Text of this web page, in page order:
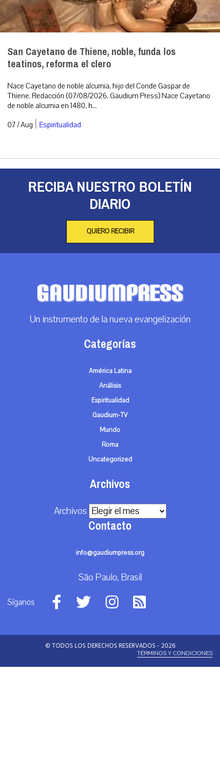
San Cayetano de Thiene, noble, funda los
teatinos, reforma el clero
Nace Cayetano de noble alcurnia, hijo del Conde Gaspar de
Thiene. Redacción (07/08/2026, Gaudium Press) Nace Cayetano
de noble alcurnia en 1480, h...
07 / Aug | Espiritualidad
RECIBA NUESTRO BOLETÍN
DIARIO
QUIERO RECIBIR
Un instrumento de la nueva evangelización
Categorías
América Latina
Análisis
Espiritualidad
Gaudium-TV
Mundo
Roma
Uncategorized
Archivos
Archivos
Contacto
info@gaudiumpress.org
São Paulo, Brasil
Síganos
© TODOS LOS DERECHOS RESERVADOS - 2026
TÉRMINOS Y CONDICIONES